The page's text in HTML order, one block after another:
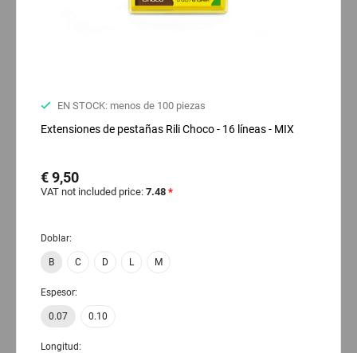
EN STOCK: menos de 100 piezas
Extensiones de pestañas Rili Choco - 16 líneas - MIX
€ 9,50
VAT not included price: 7.48 *
Doblar:
B C D L M
Espesor:
0.07 0.10
Longitud: